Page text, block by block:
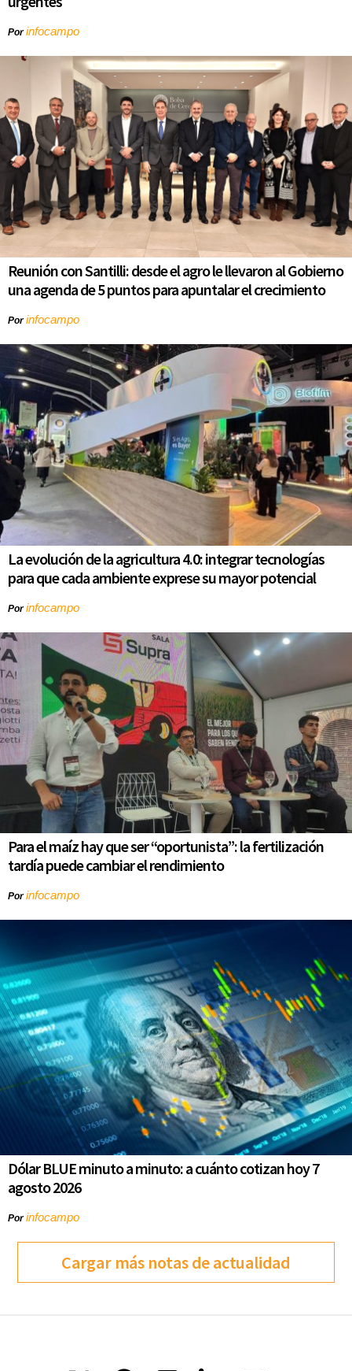
Porinfocampo
Reunión con Santilli: desde el agro le llevaron al Gobierno
una agenda de 5 puntos para apuntalar el crecimiento
Porinfocampo
La evolución de la agricultura 4.0: integrar tecnologías
para que cada ambiente exprese su mayor potencial
Porinfocampo
Para el maíz hay que ser “oportunista”: la fertilización
tardía puede cambiar el rendimiento
Porinfocampo
Dólar BLUE minuto a minuto: a cuánto cotizan hoy 7
agosto 2026
Porinfocampo
Cargar más notas de actualidad